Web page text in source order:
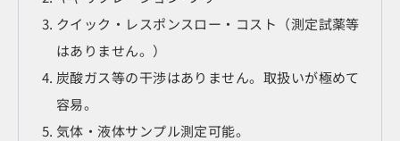
クイック・レスポンスロー・コスト（測定試薬等
はありません。）
炭酸ガス等の干渉はありません。取扱いが極めて
容易。
気体・液体サンプル測定可能。